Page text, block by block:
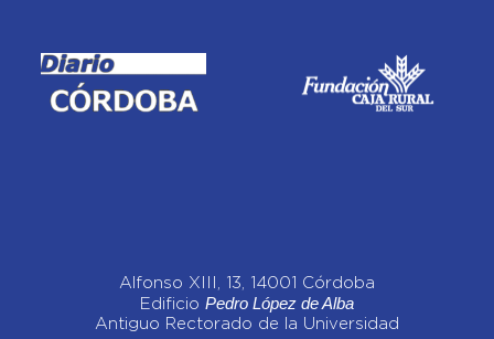
Alfonso XIII, 13, 14001 Córdoba
Edificio Pedro López de Alba
Antiguo Rectorado de la Universidad